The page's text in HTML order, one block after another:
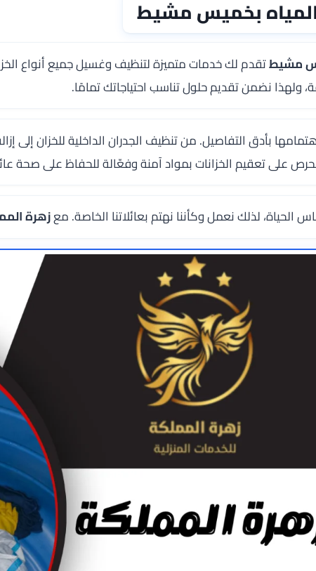
بخميس مشيط
مشيطتقدم لك خدمات متميزة لتنظيف وغسيل جميع أنواع
ولهذا نضمن تقديم حلول تناسب احتياجاتك تمامًا.
بأدق التفاصيل. من تنظيف الجدران الداخلية للخزان إلى
على تعقيم الخزانات بمواد آمنة وفعّالة للحفاظ على صحة
الحياة، لذلك نعمل وكأننا نهتم بعائلاتنا الخاصة. معزهرة